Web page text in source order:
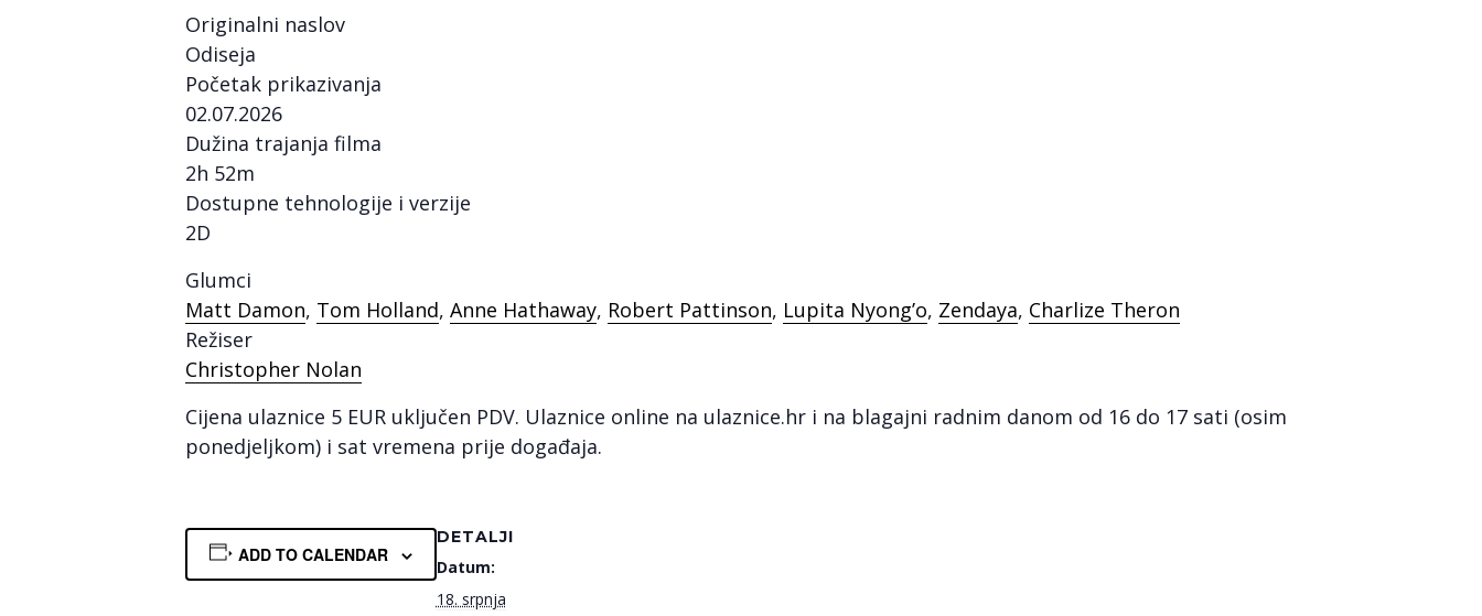
Originalni naslov
Odiseja
Početak prikazivanja
02.07.2026
Dužina trajanja filma
2h 52m
Dostupne tehnologije i verzije
2D
Glumci
Matt Damon, Tom Holland, Anne Hathaway, Robert Pattinson, Lupita Nyong’o, Zendaya, Charlize Theron
Režiser
Christopher Nolan
Cijena ulaznice 5 EUR uključen PDV. Ulaznice online na ulaznice.hr i na blagajni radnim danom od 16 do 17 sati (osim
ponedjeljkom) i sat vremena prije događaja.
ADD TO CALENDAR
DETALJI
Datum:
18. srpnja